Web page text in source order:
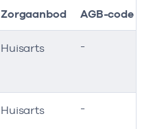
Zorgaanbod AGB-code
Huisarts -
Huisarts -